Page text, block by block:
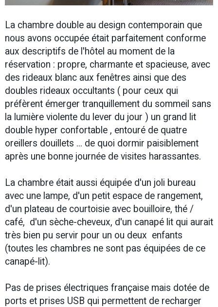
La chambre double au design contemporain que
nous avons occupée était parfaitement conforme
aux descriptifs de l'hôtel au moment de la
réservation : propre, charmante et spacieuse, avec
des rideaux blanc aux fenêtres ainsi que des
doubles rideaux occultants ( pour ceux qui
préfèrent émerger tranquillement du sommeil sans
la lumière violente du lever du jour ) un grand lit
double hyper confortable , entouré de quatre
oreillers douillets ... de quoi dormir paisiblement
après une bonne journée de visites harassantes.
La chambre était aussi équipée d'un joli bureau
avec une lampe, d'un petit espace de rangement,
d'un plateau de courtoisie avec bouilloire, thé /
café, d'un sèche-cheveux, d'un canapé lit qui aurait
très bien pu servir pour un ou deux enfants
(toutes les chambres ne sont pas équipées de ce
canapé-lit).
Pas de prises électriques française mais dotée de
ports et prises USB qui permettent de recharger